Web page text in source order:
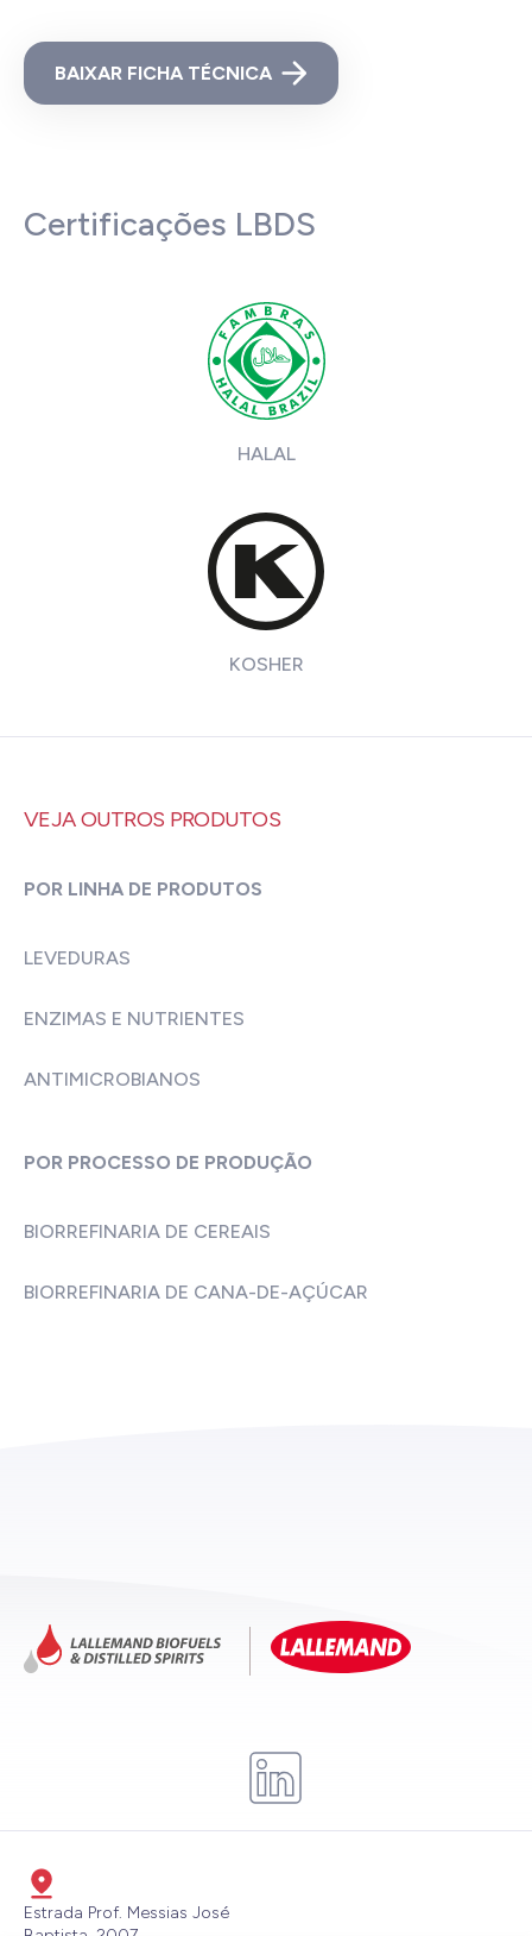
BAIXAR FICHA TÉCNICA
Certificações LBDS
HALAL
KOSHER
VEJA OUTROS PRODUTOS
POR LINHA DE PRODUTOS
LEVEDURAS
ENZIMAS E NUTRIENTES
ANTIMICROBIANOS
POR PROCESSO DE PRODUÇÃO
BIORREFINARIA DE CEREAIS
BIORREFINARIA DE CANA-DE-AÇÚCAR
Estrada Prof. Messias José